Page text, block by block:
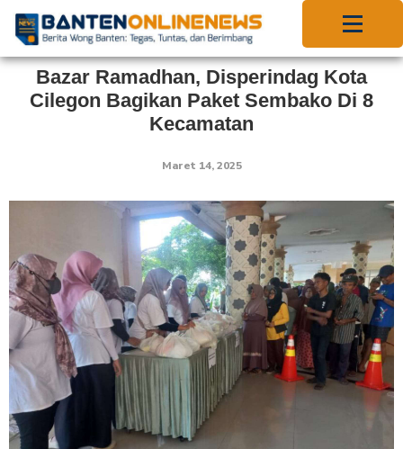
Bazar Ramadhan, Disperindag Kota
Cilegon Bagikan Paket Sembako Di 8
Kecamatan
Maret 14, 2025